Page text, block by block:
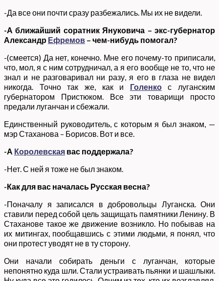
-Да все они почти сразу разбежались. Мы их не видели.
-А ближайший соратник Януковича – экс-губернатор
Александр Ефремов – чем-нибудь помогал?
-(смеется) Да нет, конечно. Мне его почему-то приписали,
что, мол, я с ним сотрудничал, а я его вообще не то, что не
знал и не разговаривал ни разу, я его в глаза не видел
никогда. Точно так же, как и Голенкос луганским
губернатором Пристюком. Все эти товарищи просто
предали луганчан и сбежали.
Единственный руководитель, с которым я был знаком, —
мэр Стаханова – Борисов. Вот и все.
-А Королевская вас поддержала?
-Нет. С ней я тоже не был знаком.
-Как для вас началась Русская весна?
-Поначалу я записался в добровольцы Луганска. Они
ставили перед собой цель защищать памятники Ленину. В
Стаханове такое же движение возникло. Но побывав на
их митингах, пообщавшись с этими людьми, я понял, что
они протест уводят не в ту сторону.
Они начали собирать деньги с луганчан, которые
непонятно куда шли. Стали устраивать пьянки и шашлыки.